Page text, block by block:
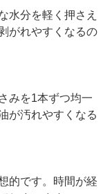
水分を軽く押さえ
がれやすくなるの
みを1本ずつ均一
が汚れやすくなる
的です。時間が経